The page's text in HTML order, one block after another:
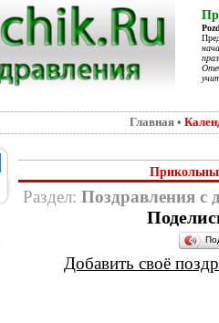
Главная •
Раздел: Поздравления с
Добавить своё